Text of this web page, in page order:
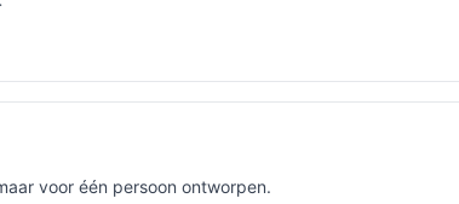
voor één persoon ontworpen.